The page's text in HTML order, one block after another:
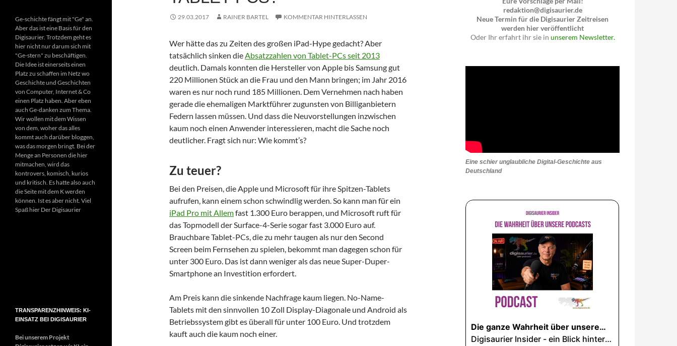
29.03.2017 RAINER BARTEL KOMMENTAR HINTERLASSEN
Wer hätte das zu Zeiten des großen iPad-Hype gedacht? Aber
tatsächlich sinken dieAbsatzzahlen von Tablet-PCs seit 2013
deutlich. Damals konnten die Hersteller von Apple bis Samsung gut
220 Millionen Stück an die Frau und den Mann bringen; im Jahr 2016
waren es nur noch rund 185 Millionen. Dem Vernehmen nach haben
gerade die ehemaligen Marktführer zugunsten von Billiganbietern
Federn lassen müssen. Und dass die Neuvorstellungen inzwischen
kaum noch einen Anwender interessieren, macht die Sache noch
deutlicher. Fragt sich nur: Wie kommt’s?
Zu teuer?
Bei den Preisen, die Apple und Microsoft für ihre Spitzen-Tablets
aufrufen, kann einem schon schwindlig werden. So kann man für ein
iPad Pro mit Allemfast 1.300 Euro berappen, und Microsoft ruft für
das Topmodell der Surface-4-Serie sogar fast 3.000 Euro auf.
Brauchbare Tablet-PCs, die zu mehr taugen als nur den Second
Screen beim Fernsehen zu spielen, bekommt man dagegen schon für
unter 300 Euro. Das ist dann weniger als das neue Super-Duper-
Smartphone an Investition erfordert.
Am Preis kann die sinkende Nachfrage kaum liegen. No-Name-
Tablets mit den sinnvollen 10 Zoll Display-Diagonale und Android als
Betriebssystem gibt es überall für unter 100 Euro. Und trotzdem
kauft auch die kaum noch einer.
redaktion@digisaurier.de
Neue Termin für die Digisaurier Zeitreisen
werden hier veröffentlicht
Oder Ihr erfahrt ihr sie in unserem Newsletter.
Eine schier unglaubliche Digital-Geschichte aus
Deutschland
Ge-schichte fängt mit "Ge" an.
Aber das ist eine Basis für den
Digisaurier. Trotzdem geht es
hier nicht nur darum sich mit
"Ge-stern" zu beschäftigen.
Die Idee ist einerseits einen
Platz zu schaffen im Netz wo
Geschichte und Geschichten
von Computer, Internet & Co
einen Platz haben. Aber eben
auch Ge-danken zum Thema.
Wir wollen mit dem Wissen
von dem, woher das alles
kommt auch darüber bloggen,
was das morgen bringt. Bei der
Menge an Personen die hier
mitmachen, wird das
kontrovers, komisch, kurios
und kritisch. Es hatte also auch
die Seite mit dem K werden
können. Ist es aber nicht. Viel
Spaß hier Der Digisaurier
TRANSPARENZHINWEIS: KI-
EINSATZ BEI DIGISAURIER
Bei unserem Projekt